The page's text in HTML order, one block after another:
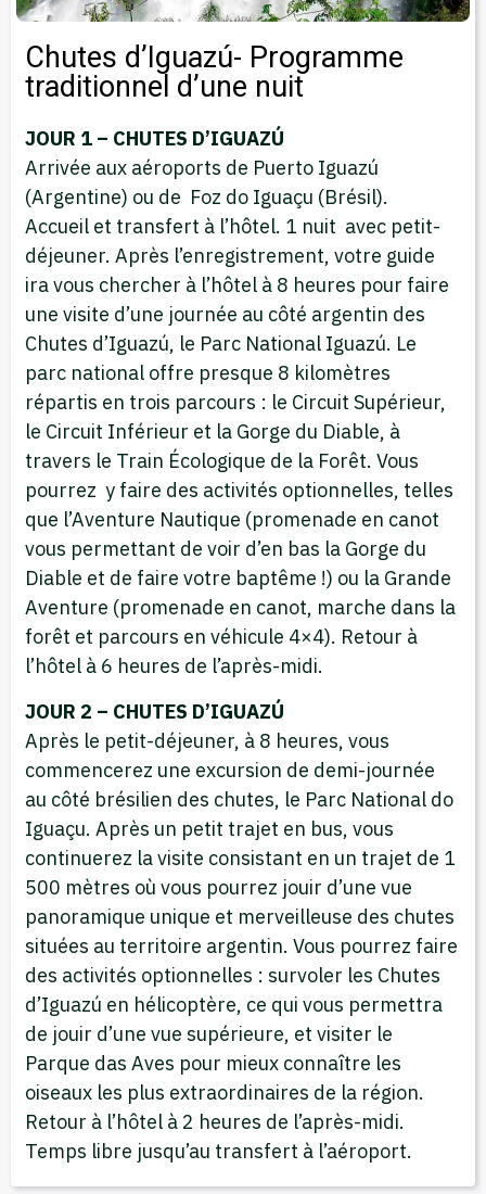
Chutes d’Iguazú- Programme
traditionnel d’une nuit
JOUR 1 – CHUTES D’IGUAZÚ
Arrivée aux aéroports de Puerto Iguazú
(Argentine) ou de Foz do Iguaçu (Brésil).
Accueil et transfert à l’hôtel. 1 nuit avec petit-
déjeuner. Après l’enregistrement, votre guide
ira vous chercher à l’hôtel à 8 heures pour faire
une visite d’une journée au côté argentin des
Chutes d’Iguazú, le Parc National Iguazú. Le
parc national offre presque 8 kilomètres
répartis en trois parcours : le Circuit Supérieur,
le Circuit Inférieur et la Gorge du Diable, à
travers le Train Écologique de la Forêt. Vous
pourrez y faire des activités optionnelles, telles
que l’Aventure Nautique (promenade en canot
vous permettant de voir d’en bas la Gorge du
Diable et de faire votre baptême !) ou la Grande
Aventure (promenade en canot, marche dans la
forêt et parcours en véhicule 4×4). Retour à
l’hôtel à 6 heures de l’après-midi.
JOUR 2 – CHUTES D’IGUAZÚ
Après le petit-déjeuner, à 8 heures, vous
commencerez une excursion de demi-journée
au côté brésilien des chutes, le Parc National do
Iguaçu. Après un petit trajet en bus, vous
continuerez la visite consistant en un trajet de 1
500 mètres où vous pourrez jouir d’une vue
panoramique unique et merveilleuse des chutes
situées au territoire argentin. Vous pourrez faire
des activités optionnelles : survoler les Chutes
d’Iguazú en hélicoptère, ce qui vous permettra
de jouir d’une vue supérieure, et visiter le
Parque das Aves pour mieux connaître les
oiseaux les plus extraordinaires de la région.
Retour à l’hôtel à 2 heures de l’après-midi.
Temps libre jusqu’au transfert à l’aéroport.